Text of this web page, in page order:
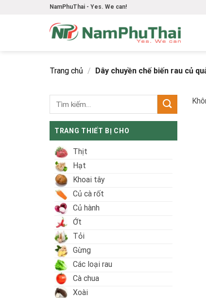
NamPhuThai - Yes. We can!
Trang chủ / Dây chuyền chế biến rau củ
TRANG THIẾT BỊ CHO
Thịt
Hạt
Khoai tây
Củ cà rốt
Củ hành
Ớt
Tỏi
Gừng
Các loại rau
Cà chua
Xoài